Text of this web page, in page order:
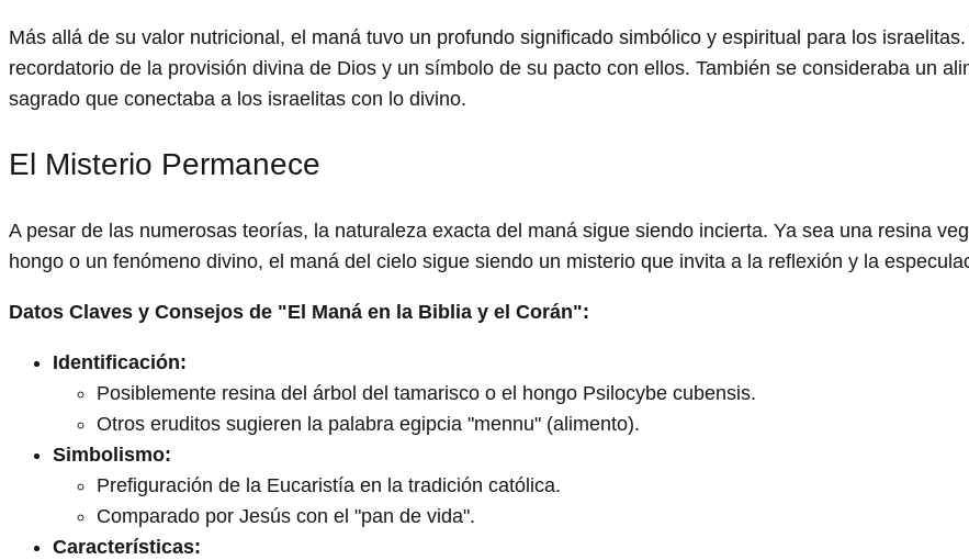
Más allá de su valor nutricional, el maná tuvo un profundo significado simbólico y espiritual para los
recordatorio de la provisión divina de Dios y un símbolo de su pacto con ellos. También se consideraba un
sagrado que conectaba a los israelitas con lo divino.
El Misterio Permanece
A pesar de las numerosas teorías, la naturaleza exacta del maná sigue siendo incierta. Ya sea una resina
hongo o un fenómeno divino, el maná del cielo sigue siendo un misterio que invita a la reflexión y la
Datos Claves y Consejos de "El Maná en la Biblia y el Corán":
Identificación:
Posiblemente resina del árbol del tamarisco o el hongo Psilocybe cubensis.
Otros eruditos sugieren la palabra egipcia "mennu" (alimento).
Simbolismo:
Prefiguración de la Eucaristía en la tradición católica.
Comparado por Jesús con el "pan de vida".
Características: